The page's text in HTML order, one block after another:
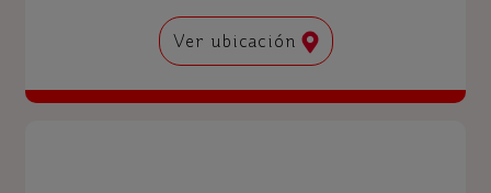
Ver ubicación